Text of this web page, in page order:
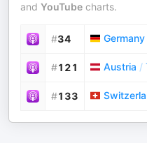
and YouTube charts.
#34 Germany
#121 Austria /
#133